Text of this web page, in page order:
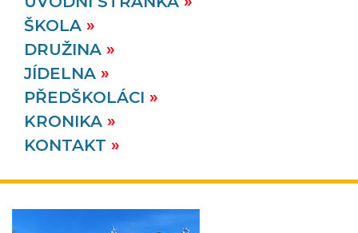
ŠKOLA
DRUŽINA
JÍDELNA
PŘEDŠKOLÁCI
KRONIKA
KONTAKT